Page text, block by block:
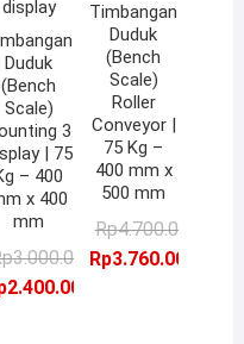
Harga
aslinya
Harga
saat
Duduk
(Bench
Scale)
3
| 75
– 400
x 400
mm
3.000.000,00Harga
2.400.000,00
Harga
Timbangan
Duduk
(Bench
Scale)
Roller
Conveyor |
75 Kg –
400 mm x
500 mm
Rp4.700.000,00
Rp3.760.000,00